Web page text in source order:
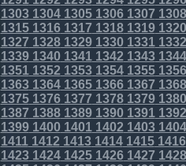
13031304130513061307 1308
131513161317 131813191320
1327 13281329133013311332
1339134013411342 13431344
13511352 1353135413551356
13631364136513661367 1368
137513761377 137813791380
1387 13881389139013911392
1399140014011402 14031404
14111412 1413141414151416
14231424142514261427 1428